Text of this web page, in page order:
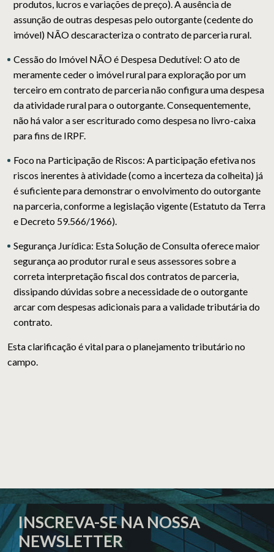
produtos, lucros e variações de preço). A ausência de
assunção de outras despesas pelo outorgante (cedente do
imóvel) NÃO descaracteriza o contrato de parceria rural.
Cessão do Imóvel NÃO é Despesa Dedutível: O ato de
meramente ceder o imóvel rural para exploração por um
terceiro em contrato de parceria não configura uma despesa
da atividade rural para o outorgante. Consequentemente,
não há valor a ser escriturado como despesa no livro-caixa
para fins de IRPF.
Foco na Participação de Riscos: A participação efetiva nos
riscos inerentes à atividade (como a incerteza da colheita) já
é suficiente para demonstrar o envolvimento do outorgante
na parceria, conforme a legislação vigente (Estatuto da Terra
e Decreto 59.566/1966).
Segurança Jurídica: Esta Solução de Consulta oferece maior
segurança ao produtor rural e seus assessores sobre a
correta interpretação fiscal dos contratos de parceria,
dissipando dúvidas sobre a necessidade de o outorgante
arcar com despesas adicionais para a validade tributária do
contrato.
Esta clarificação é vital para o planejamento tributário no
campo.
INSCREVA-SE NA NOSSA
NEWSLETTER